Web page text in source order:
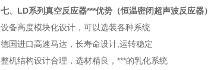
七、 LD系列真空反应器***优势（恒温密闭超声波反应器）
设备高度模块化设计，可以选装各种系统
德国进口高速马达，长寿命设计,运转稳定
整机结构设计合理，选材精良，***的乳化系统